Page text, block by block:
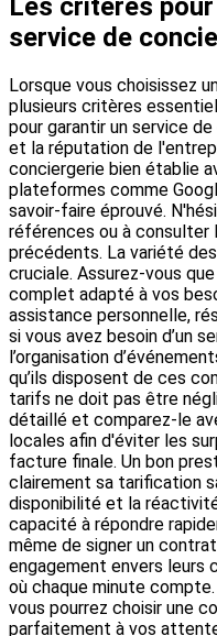
Les critères
service de
Lorsque vous choisissez
plusieurs critères
pour garantir un service
et la réputation de
conciergerie bien établie
plateformes comme
savoir-faire éprouvé.
références ou à
précédents. La variété
cruciale. Assurez-vous
complet adapté à vos
assistance personnelle,
si vous avez besoin d’un
l’organisation
qu’ils disposent de ces
tarifs ne doit pas être
détaillé et comparez-le
locales afin d'éviter les
facture finale. Un bon
clairement sa tarification
disponibilité et la
capacité à répondre
même de signer un
engagement envers leurs
où chaque minute
vous pourrez choisir une
parfaitement à vos